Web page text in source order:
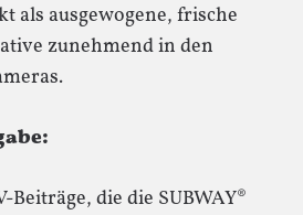
als ausgewogene, frische
zunehmend in den
Beiträge, die die SUBWAY®